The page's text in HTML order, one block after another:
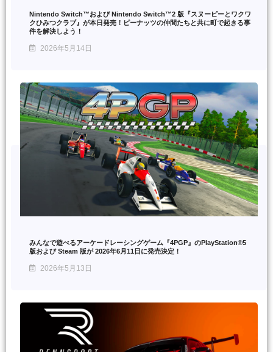
Nintendo Switch™および Nintendo Switch™2 版『スヌーピーとワクワ
クひみつクラブ』が本日発売！ピーナッツの仲間たちと共に町で起きる事
件を解決しよう！
2026年5月14日
みんなで遊べるアーケードレーシングゲーム『4PGP』のPlayStation®5
版および Steam 版が 2026年6月11日に発売決定！
2026年5月13日